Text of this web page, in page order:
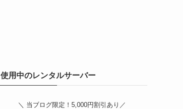
使用中のレンタルサーバー
＼ 当ブログ限定！5,000円割引あり／